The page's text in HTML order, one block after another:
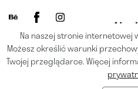
Na naszej stronie internetowej
Możesz określić warunki
Twojej przeglądarce. Więcej